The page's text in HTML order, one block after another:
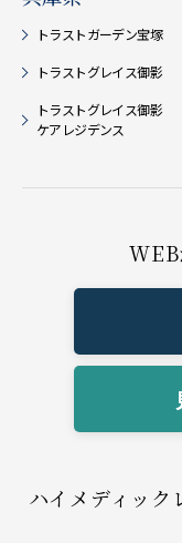
トラストガーデン宝塚
トラストグレイス御影
トラストグレイス御影
ケアレジデンス
ハイメディック